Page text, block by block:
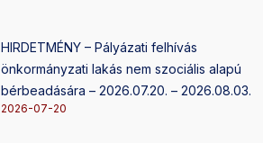
HIRDETMÉNY – Pályázati felhívás
önkormányzati lakás nem szociális alapú
bérbeadására – 2026.07.20. – 2026.08.03.
2026-07-20